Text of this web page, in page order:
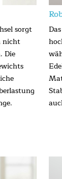
sorgt
nicht
Die